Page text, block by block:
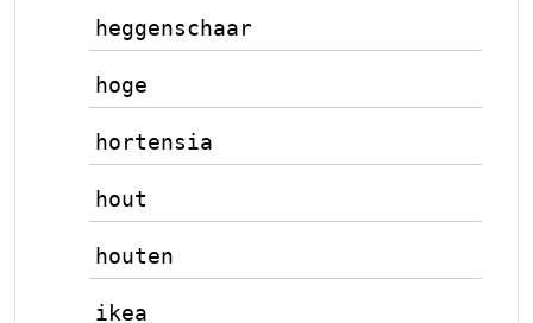
heggenschaar
hoge
hortensia
hout
houten
ikea